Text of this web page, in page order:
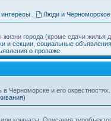
Люди и Черноморское
города (кроме сдачи жилья
и секции, социальные объявления
о пропаже
Черноморске и его окрестностях.